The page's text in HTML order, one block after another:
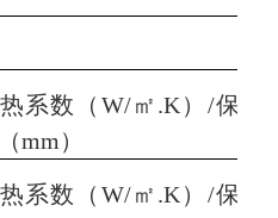
系数（ W/㎡ .K） /保温
mm）
系数（ W/㎡ .K） /保温